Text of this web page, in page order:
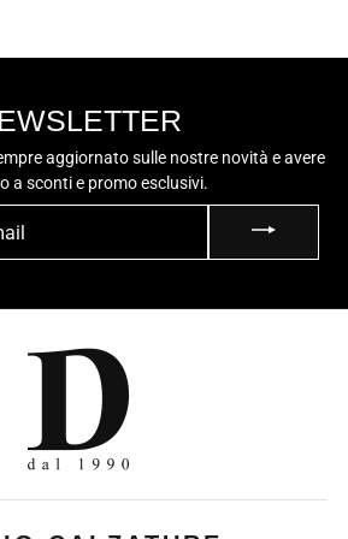
aggiornato sulle nostre novità e avere
a sconti e promo esclusivi.